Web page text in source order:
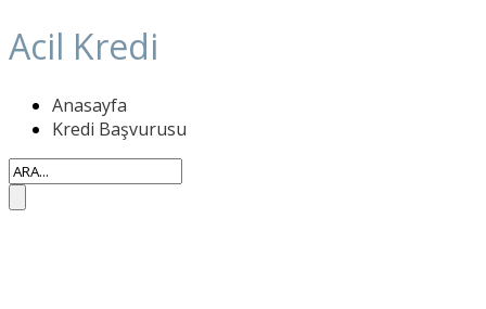
Acil Kredi
Anasayfa
Kredi Başvurusu